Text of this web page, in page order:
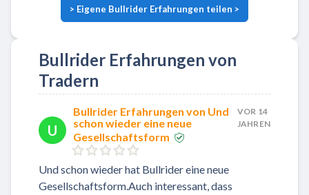
> Eigene Bullrider Erfahrungen teilen >
Bullrider Erfahrungen von
Tradern
U
Bullrider Erfahrungen von Und
schon wieder eine neue
Gesellschaftsform
VOR 14
JAHREN
Und schon wieder hat Bullrider eine neue
Gesellschaftsform.Auch interessant, dass